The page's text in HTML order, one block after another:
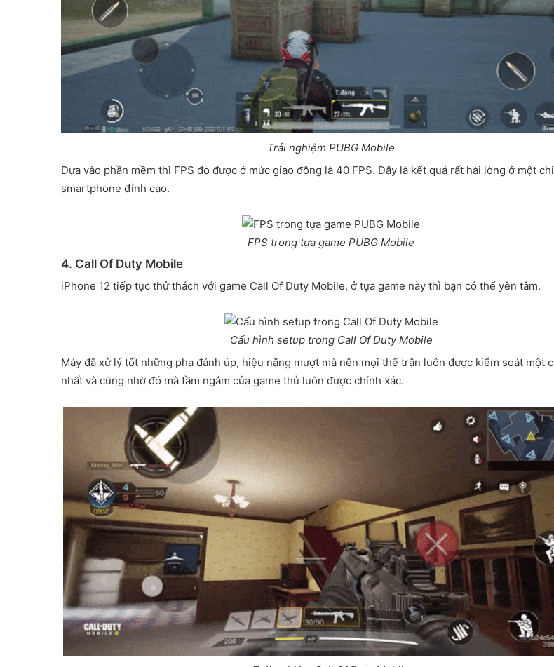
Trải nghiệm PUBG Mobile
Dựa vào phần mềm thì FPS đo được ở mức giao động là 40 FPS. Đây là kết quả rất hài lòng ở một
smartphone đỉnh cao.
FPS trong tựa game PUBG Mobile
4. Call Of Duty Mobile
iPhone 12 tiếp tục thử thách với game Call Of Duty Mobile, ở tựa game này thì bạn có thể yên tâm.
Cấu hình setup trong Call Of Duty Mobile
Máy đã xử lý tốt những pha đánh úp, hiệu năng mượt mà nên mọi thế trận luôn được kiểm soát một
nhất và cũng nhờ đó mà tầm ngắm của game thủ luôn được chính xác.